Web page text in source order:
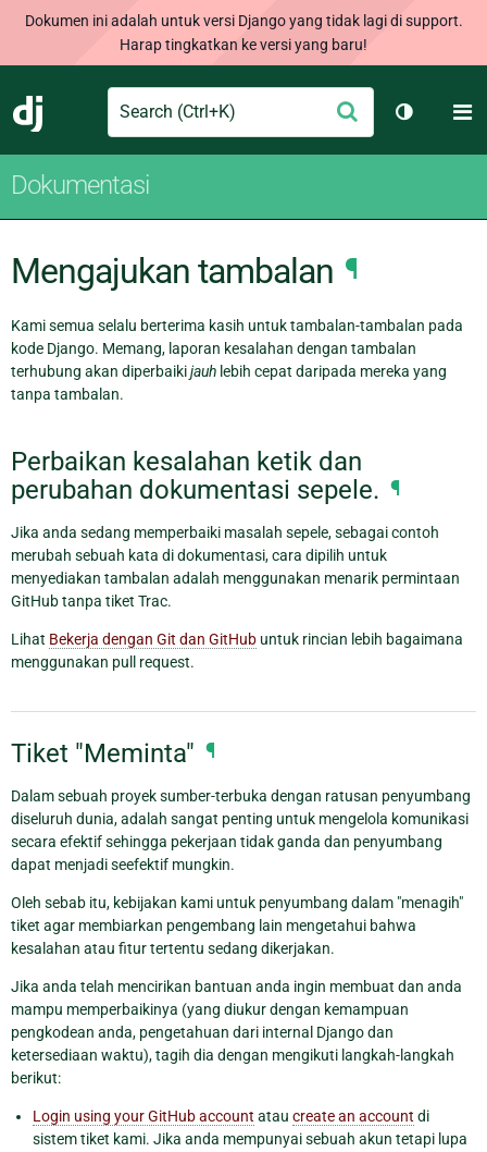
Dokumen ini adalah untuk versi Django yang tidak lagi di support.
Harap tingkatkan ke versi yang baru!
Django
Search Ajukan
Ganti
Dokumentasi
Mengajukan tambalan ¶
Kami semua selalu berterima kasih untuk tambalan-tambalan pada
kode Django. Memang, laporan kesalahan dengan tambalan
terhubung akan diperbaikijauh lebih cepat daripada mereka yang
tanpa tambalan.
Perbaikan kesalahan ketik dan
perubahan dokumentasi sepele. ¶
Jika anda sedang memperbaiki masalah sepele, sebagai contoh
merubah sebuah kata di dokumentasi, cara dipilih untuk
menyediakan tambalan adalah menggunakan menarik permintaan
GitHub tanpa tiket Trac.
Lihat Bekerja dengan Git dan GitHub untuk rincian lebih bagaimana
menggunakan pull request.
Tiket "Meminta" ¶
Dalam sebuah proyek sumber-terbuka dengan ratusan penyumbang
diseluruh dunia, adalah sangat penting untuk mengelola komunikasi
secara efektif sehingga pekerjaan tidak ganda dan penyumbang
dapat menjadi seefektif mungkin.
Oleh sebab itu, kebijakan kami untuk penyumbang dalam "menagih"
tiket agar membiarkan pengembang lain mengetahui bahwa
kesalahan atau fitur tertentu sedang dikerjakan.
Jika anda telah mencirikan bantuan anda ingin membuat dan anda
mampu memperbaikinya (yang diukur dengan kemampuan
pengkodean anda, pengetahuan dari internal Django dan
ketersediaan waktu), tagih dia dengan mengikuti langkah-langkah
berikut:
Login using your GitHub account atau create an account di
sistem tiket kami. Jika anda mempunyai sebuah akun tetapi lupa